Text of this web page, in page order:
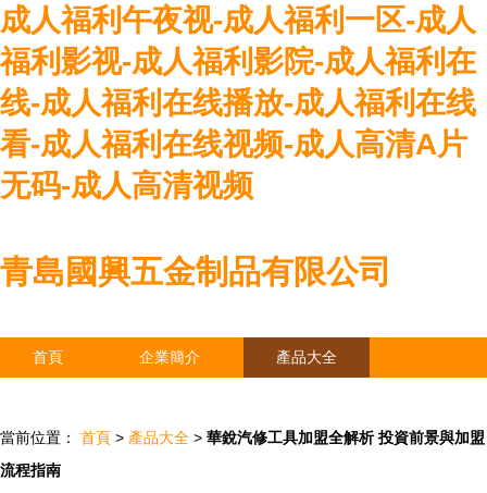
成人福利午夜视-成人福利一区-成人
福利影视-成人福利影院-成人福利在
线-成人福利在线播放-成人福利在线
看-成人福利在线视频-成人高清A片
无码-成人高清视频
青島國興五金制品有限公司
首頁 企業簡介 產品大全
當前位置： 首頁 > 產品大全 > 華銳汽修工具加盟全解析 投資前景與加盟
流程指南